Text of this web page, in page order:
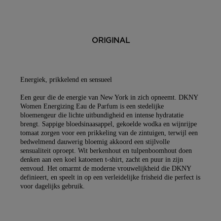
jouw winkelmandje. We bezorgen al jouw bestellingen
Bpost bezorgt van maandag t/m vrijdag bij jou
bezorgd tussen 08.00 en 17.00 uur. Ben je niet thuis?
De bezorger laat een aanbiedingsbriefje achter in je
brievenbus van locatie waar je jouw pakje kan
ophalen.
Afhalen in één van onze winkels of een postpunt?
Zodra jouw pakket klaar ligt dan ontvang je een mail.
Deze kun je op vertoon van de track & trace code
ophalen.
ORIGINAL
Energiek, prikkelend en sensueel
Een geur die de energie van New York in zich opneemt. DKNY
Women Energizing Eau de Parfum is een stedelijke
bloemengeur die lichte uitbundigheid en intense hydratatie
brengt. Sappige bloedsinaasappel, gekoelde wodka en wijnrijpe
tomaat zorgen voor een prikkeling van de zintuigen, terwijl een
bedwelmend dauwerig bloemig akkoord een stijlvolle
sensualiteit oproept. Wit berkenhout en tulpenboomhout doen
denken aan een koel katoenen t-shirt, zacht en puur in zijn
eenvoud. Het omarmt de moderne vrouwelijkheid die DKNY
definieert, en speelt in op een verleidelijke frisheid die perfect is
voor dagelijks gebruik.